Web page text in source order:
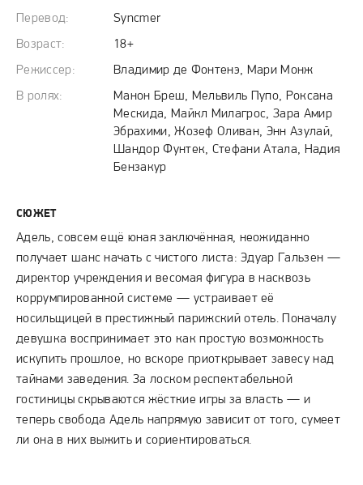
Перевод:
Syncmer
Возраст:
18+
Режиссер:
Владимир де Фонтенэ, Мари Монж
В ролях:
Манон Бреш, Мельвиль Пупо, Роксана
Мескида, Майкл Милагрос, Зара Амир
Эбрахими, Жозеф Оливан, Энн Азулай,
Шандор Фунтек, Стефани Атала, Надия
Бензакур
СЮЖЕТ
Адель, совсем ещё юная заключённая, неожиданно
получает шанс начать с чистого листа: Эдуар Гальзен —
директор учреждения и весомая фигура в насквозь
коррумпированной системе — устраивает её
носильщицей в престижный парижский отель. Поначалу
девушка воспринимает это как простую возможность
искупить прошлое, но вскоре приоткрывает завесу над
тайнами заведения. За лоском респектабельной
гостиницы скрываются жёсткие игры за власть — и
теперь свобода Адель напрямую зависит от того, сумеет
ли она в них выжить и сориентироваться.